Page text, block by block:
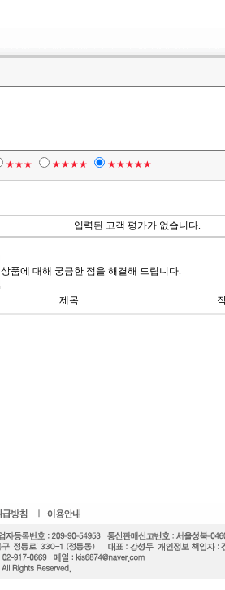
★★★ ★★★★ ★★★★★
입력된 고객 평가가 없습니다.
상품에 대해 궁금한 점을 해결해 드립니다.
제목